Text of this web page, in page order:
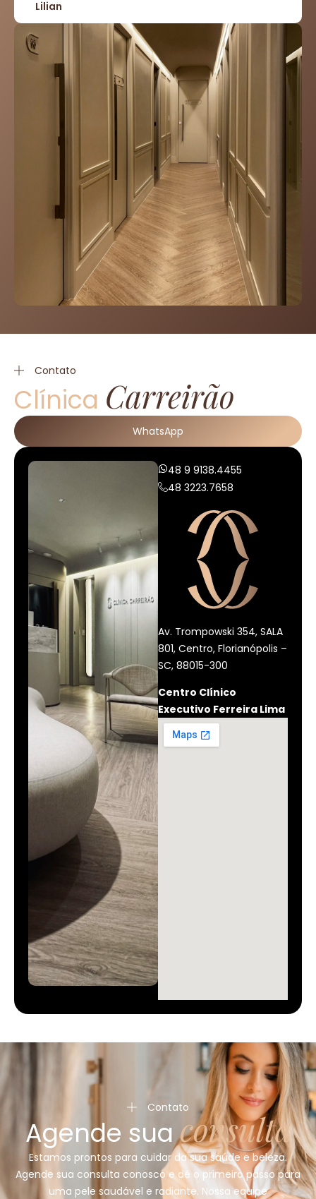
Lilian
Contato
Clínica Carreirão
WhatsApp
48 9 9138.4455
48 3223.7658
Av. Trompowski 354, SALA
801, Centro, Florianópolis –
SC, 88015-300
Centro Clínico
Executivo Ferreira Lima
Contato
Agende suaconsulta
Estamos prontos para cuidar da sua saúde e beleza.
Agende sua consulta conosco e dê o primeiro passo para
uma pele saudável e radiante. Nossa equipe